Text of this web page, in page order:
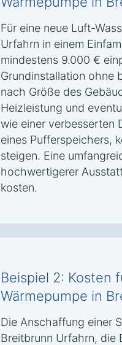
Für eine neue Luft-
Urfahrn in einem
mindestens 9.000 €
Grundinstallation ohne
nach Größe des
Heizleistung und
wie einer verbesserten
eines Pufferspeichers,
steigen. Eine
hochwertigerer
kosten.
Beispiel 2: Kosten
Wärmepumpe in
Die Anschaffung einer
Breitbrunn Urfahrn, die